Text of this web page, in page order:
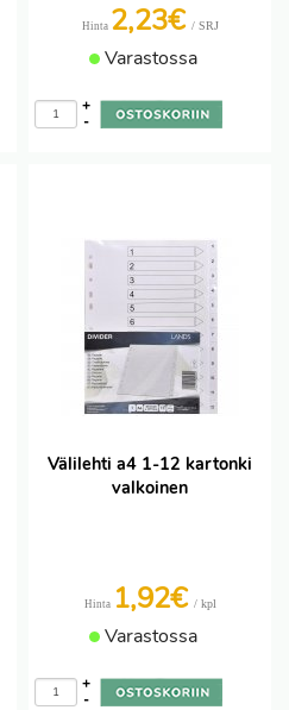
Hinta 2,23€ / SRJ
Varastossa
-
+
Välilehti a4 1-12 kartonki
valkoinen
Hinta 1,92€ / kpl
Varastossa
-
+